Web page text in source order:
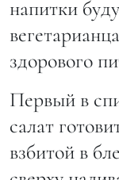
напитки
здорового
Первый в
салат
взбитой в